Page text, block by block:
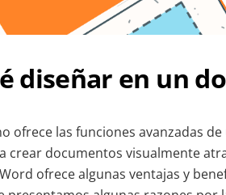
diseñar en un
ofrece las funciones avanzadas
crear documentos visualmente
ofrece algunas ventajas y